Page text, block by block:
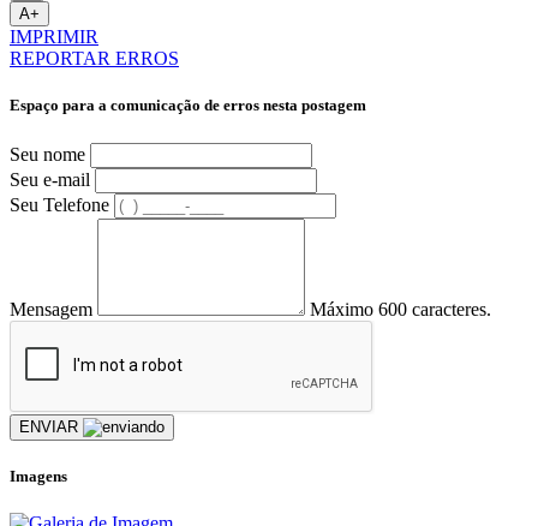
A+
IMPRIMIR
REPORTAR ERROS
Espaço para a comunicação de erros nesta postagem
Seu nome
Seu e-mail
Seu Telefone
Mensagem Máximo 600 caracteres.
ENVIAR
Imagens